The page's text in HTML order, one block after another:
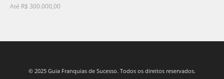
Até R$ 300.000,00
© 2025 Guia Franquias de Sucesso. Todos os direitos reservados.